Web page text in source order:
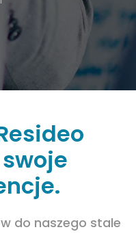
swoje
do naszego stale